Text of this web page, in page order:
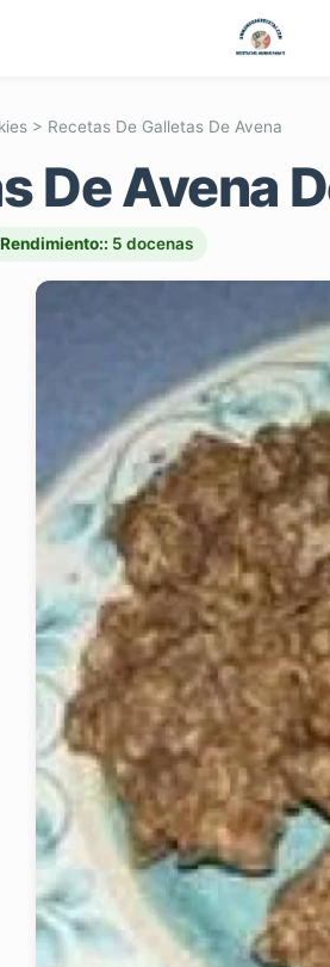
> Recetas De Galletas De Avena
De Avena
Rendimiento:: 5 docenas